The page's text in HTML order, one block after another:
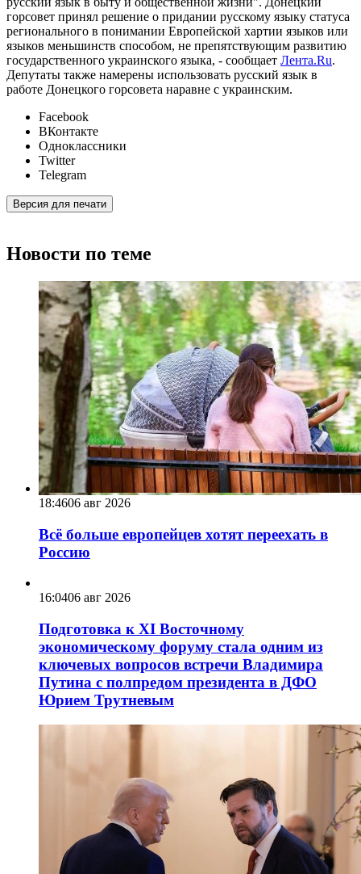
горсовет принял решение о придании русскому языку статуса
регионального в понимании Европейской хартии языков или
языков меньшинств способом, не препятствующим развитию
государственного украинского языка, - сообщает Лента.Ru.
Депутаты также намерены использовать русский язык в
работе Донецкого горсовета наравне с украинским.
Facebook
ВКонтакте
Одноклассники
Twitter
Telegram
Версия для печати
Новости по теме
18:4606 авг 2026
Всё больше европейцев хотят переехать в
Россию
16:0406 авг 2026
Подготовка к XI Восточному
экономическому форуму стала одним из
ключевых вопросов встречи Владимира
Путина с полпредом президента в ДФО
Юрием Трутневым